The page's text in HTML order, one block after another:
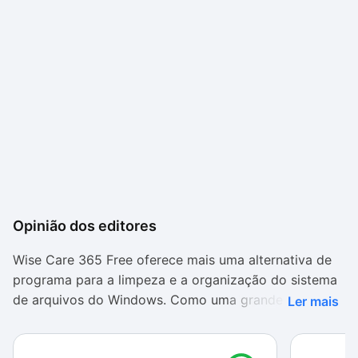
Opinião dos editores
Wise Care 365 Free oferece mais uma alternativa de
programa para a limpeza e a organização do sistema
de arquivos do Windows. Como uma grande
aplicativos do estilo, ele é leve e não consome muitos
Ler mais